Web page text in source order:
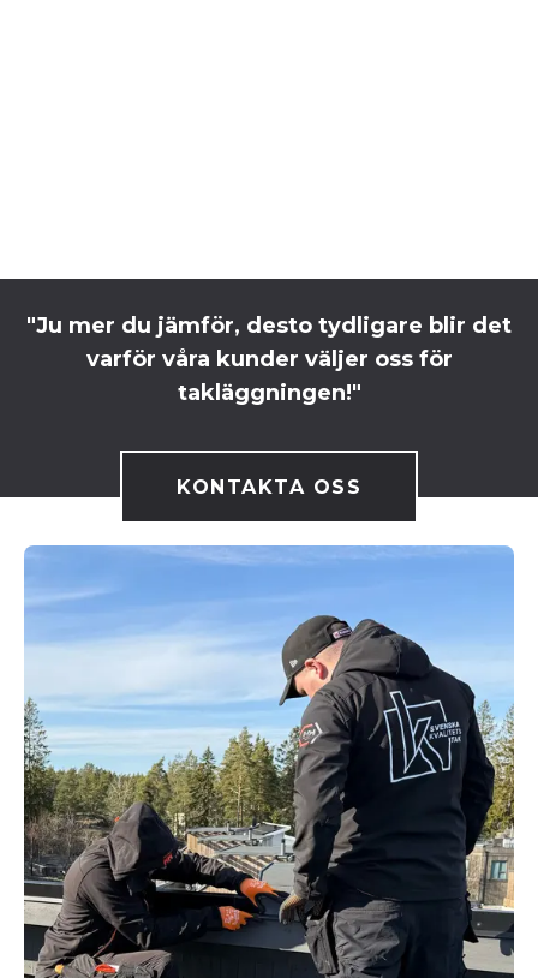
"Ju mer du jämför, desto tydligare blir det
varför våra kunder väljer oss för
takläggningen!"
KONTAKTA OSS